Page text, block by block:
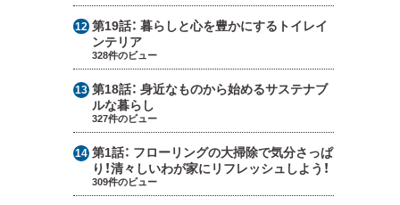
第19話：暮らしと心を豊かにするトイレイ
ンテリア
328件のビュー
第18話：身近なものから始めるサステナブ
ルな暮らし
327件のビュー
第1話： フローリングの大掃除で気分さっぱ
り！清々しいわが家にリフレッシュしよう！
309件のビュー